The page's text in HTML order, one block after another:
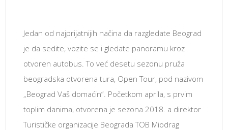
Jedan od najprijatnijih načina da razgledate Beograd
je da sedite, vozite se i gledate panoramu kroz
otvoren autobus. To već desetu sezonu pruža
beogradska otvorena tura, Open Tour, pod nazivom
„Beograd Vaš domaćin“. Početkom aprila, s prvim
toplim danima, otvorena je sezona 2018. a direktor
Turističke organizacije Beograda TOB Miodrag